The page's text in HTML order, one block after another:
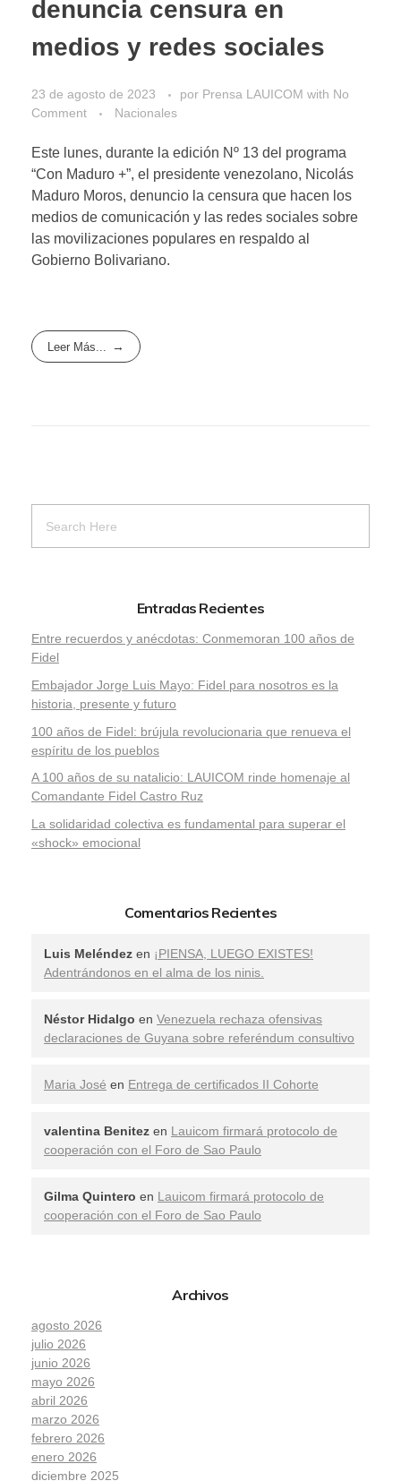
denuncia censura en
medios y redes sociales
23 de agosto de 2023 por Prensa LAUICOM with No
Comment
Nacionales
Este lunes, durante la edición Nº 13 del programa
“Con Maduro +”, el presidente venezolano, Nicolás
Maduro Moros, denuncio la censura que hacen los
medios de comunicación y las redes sociales sobre
las movilizaciones populares en respaldo al
Gobierno Bolivariano.
Leer Más...
Entradas Recientes
Entre recuerdos y anécdotas: Conmemoran 100 años de
Fidel
Embajador Jorge Luis Mayo: Fidel para nosotros es la
historia, presente y futuro
100 años de Fidel: brújula revolucionaria que renueva el
espíritu de los pueblos
A 100 años de su natalicio: LAUICOM rinde homenaje al
Comandante Fidel Castro Ruz
La solidaridad colectiva es fundamental para superar el
«shock» emocional
Comentarios Recientes
Luis Meléndez en ¡PIENSA, LUEGO EXISTES!
Adentrándonos en el alma de los ninis.
Néstor Hidalgo en Venezuela rechaza ofensivas
declaraciones de Guyana sobre referéndum consultivo
Maria José en Entrega de certificados II Cohorte
valentina Benitez en Lauicom firmará protocolo de
cooperación con el Foro de Sao Paulo
Gilma Quintero en Lauicom firmará protocolo de
cooperación con el Foro de Sao Paulo
Archivos
agosto 2026
julio 2026
junio 2026
mayo 2026
abril 2026
marzo 2026
febrero 2026
enero 2026
diciembre 2025